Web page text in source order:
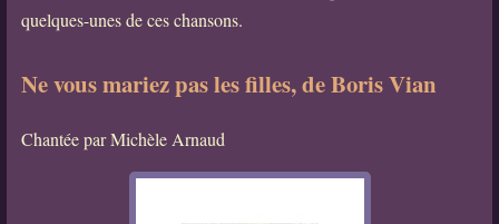
quelques-unes de ces chansons.
Ne vous mariez pas les filles, de Boris Vian
Chantée par Michèle Arnaud